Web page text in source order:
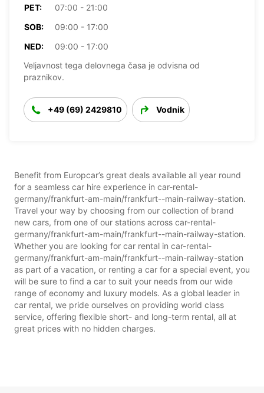
PET:
07:00 - 21:00
SOB:
09:00 - 17:00
NED:
09:00 - 17:00
Veljavnost tega delovnega časa je odvisna od
praznikov.
+49 (69) 2429810 Vodnik
Benefit from Europcar’s great deals available all year round
for a seamless car hire experience in car-rental-
germany/frankfurt-am-main/frankfurt--main-railway-station.
Travel your way by choosing from our collection of brand
new cars, from one of our stations across car-rental-
germany/frankfurt-am-main/frankfurt--main-railway-station.
Whether you are looking for car rental in car-rental-
germany/frankfurt-am-main/frankfurt--main-railway-station
as part of a vacation, or renting a car for a special event, you
will be sure to find a car to suit your needs from our wide
range of economy and luxury models. As a global leader in
car rental, we pride ourselves on providing world class
service, offering flexible short- and long-term rental, all at
great prices with no hidden charges.